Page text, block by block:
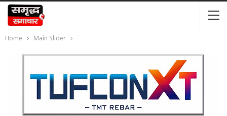
Home Main Slider